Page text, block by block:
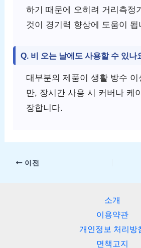
하기 때문에 오히려 거리측정
것이 경기력 향상에 도움이 됩
Q. 비 오는 날에도 사용할 수 있나
대부분의 제품이 생활 방수 이
만, 장시간 사용 시 커버나 케
장합니다.
이전
소개
이용약관
개인정보 처리방
면책고지